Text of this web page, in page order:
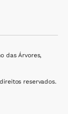
das Árvores,
reservados.